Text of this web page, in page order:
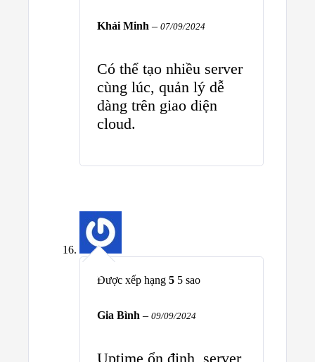
Khải Minh – 07/09/2024
Có thể tạo nhiều server
cùng lúc, quản lý dễ
dàng trên giao diện
cloud.
Được xếp hạng 5 5 sao
Gia Bình – 09/09/2024
Uptime ổn định, server